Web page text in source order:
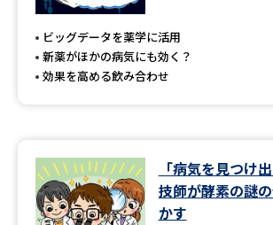
先輩が入学を決めた理由 テレメール
ビッグデータを薬学に活用
新薬がほかの病気にも効く？
効果を高める飲み合わせ
「病気を見つけ
技師が酵素の謎
かす